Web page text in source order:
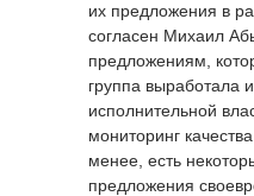
их предложения в
согласен Михаил
предложениям,
группа выработала
исполнительной
мониторинг
менее, есть
предложения